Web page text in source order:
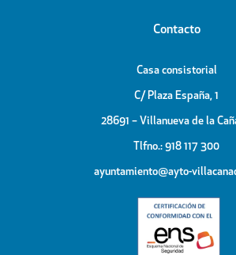
Contacto
Casa consistorial
C/ Plaza España, 1
28691 – Villanueva de la
Tlfno.: 918 117 300
ayuntamiento@ayto-